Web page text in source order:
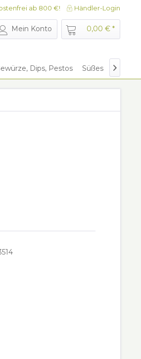
ab 800 €! Händler-Login
Mein Konto 0,00 € *
Dips, Pestos Süßes Give
